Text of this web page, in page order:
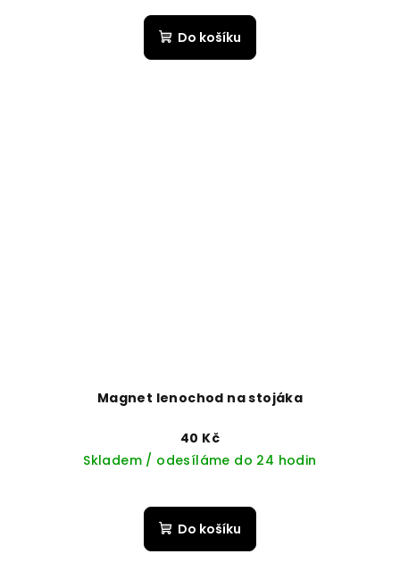
Do košíku
Magnet lenochod na stojáka
40 Kč
Skladem / odesíláme do 24 hodin
Do košíku